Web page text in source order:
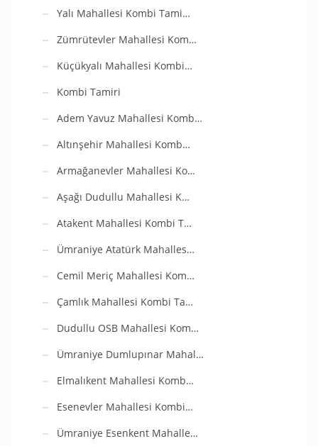
Yalı Mahallesi Kombi Tami…
Zümrütevler Mahallesi Kom…
Küçükyalı Mahallesi Kombi…
Kombi Tamiri
Adem Yavuz Mahallesi Komb…
Altınşehir Mahallesi Komb…
Armağanevler Mahallesi Ko…
Aşağı Dudullu Mahallesi K…
Atakent Mahallesi Kombi T…
Ümraniye Atatürk Mahalles…
Cemil Meriç Mahallesi Kom…
Çamlık Mahallesi Kombi Ta…
Dudullu OSB Mahallesi Kom…
Ümraniye Dumlupınar Mahal…
Elmalıkent Mahallesi Komb…
Esenevler Mahallesi Kombi…
Ümraniye Esenkent Mahalle…